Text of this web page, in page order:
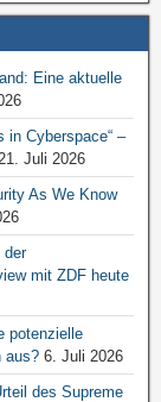
Eine aktuelle
in Cyberspace“ –
Juli 2026
As We Know
der
mit ZDF heute
potenzielle
aus? 6. Juli 2026
des Supreme